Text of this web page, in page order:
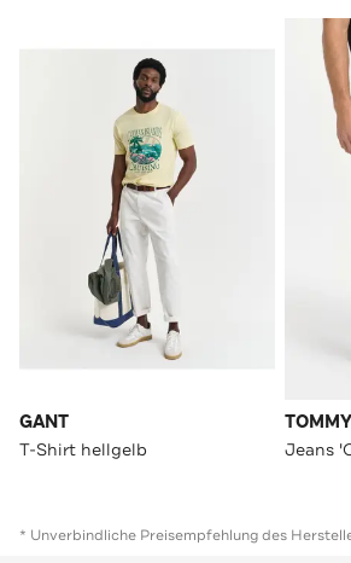
GANT
T-Shirt hellgelb Jeans
* Unverbindliche Preisempfehlung des